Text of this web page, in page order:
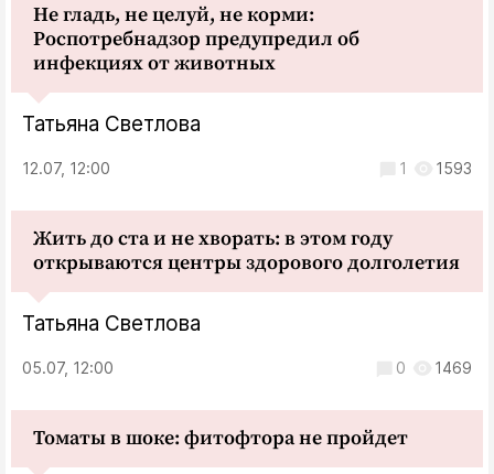
Не гладь, не целуй, не корми:
Роспотребнадзор предупредил об
инфекциях от животных
Татьяна Светлова
12.07, 12:00 1 1593
Жить до ста и не хворать: в этом году
открываются центры здорового долголетия
Татьяна Светлова
05.07, 12:00 0 1469
Томаты в шоке: фитофтора не пройдет